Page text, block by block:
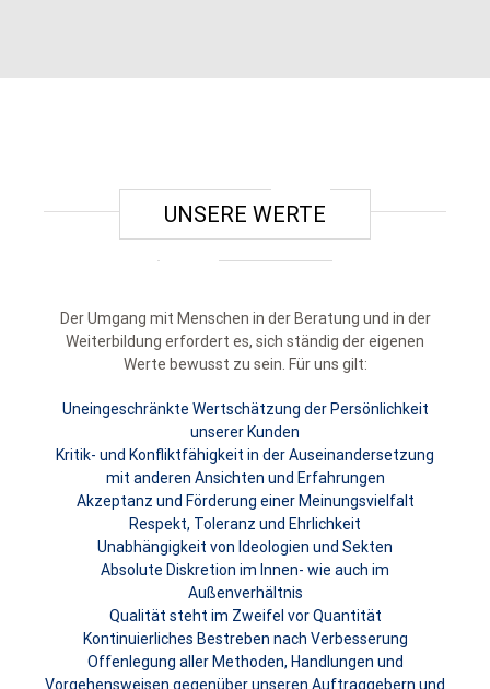
UNSERE WERTE
Der Umgang mit Menschen in der Beratung und in der
Weiterbildung erfordert es, sich ständig der eigenen
Werte bewusst zu sein. Für uns gilt:
Uneingeschränkte Wertschätzung der Persönlichkeit
unserer Kunden
Kritik- und Konfliktfähigkeit in der Auseinandersetzung
mit anderen Ansichten und Erfahrungen
Akzeptanz und Förderung einer Meinungsvielfalt
Respekt, Toleranz und Ehrlichkeit
Unabhängigkeit von Ideologien und Sekten
Absolute Diskretion im Innen- wie auch im
Außenverhältnis
Qualität steht im Zweifel vor Quantität
Kontinuierliches Bestreben nach Verbesserung
Offenlegung aller Methoden, Handlungen und
Vorgehensweisen gegenüber unseren Auftraggebern und